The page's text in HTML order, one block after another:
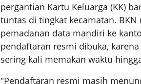
pergantian Kartu Keluarga (KK)
tuntas di tingkat kecamatan.
pemadanan data mandiri ke
pendaftaran resmi dibuka,
sering kali memakan waktu
"Pendaftaran resmi masih